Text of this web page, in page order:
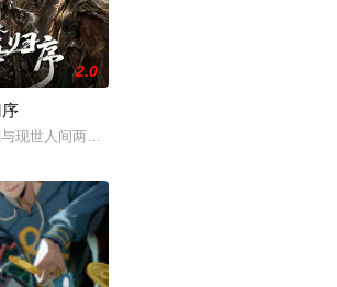
世界发生了微
覆，人类进入全民转职时代。机遇之下暗流汹涌
2.0
现世人间两界，由太极壁垒相隔，域外虚无异境